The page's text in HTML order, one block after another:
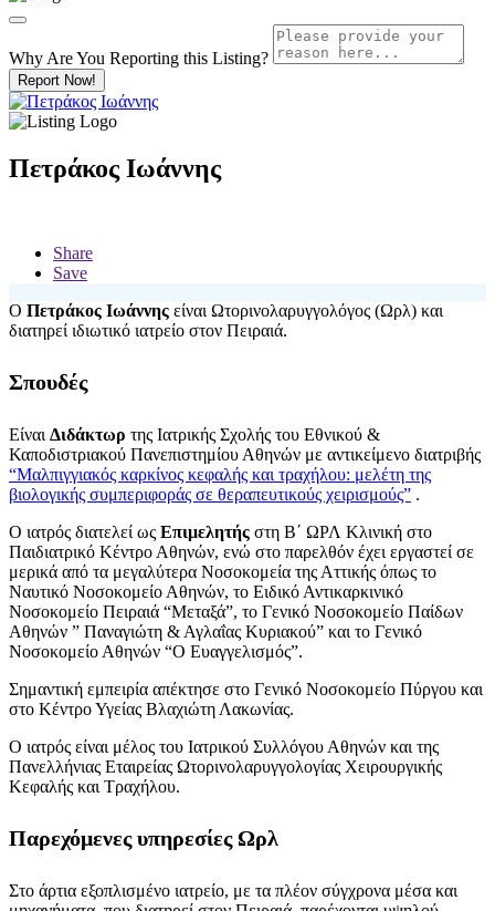
Why Are You Reporting this Listing?
Report Now!
Πετράκος Ιωάννης
Share
Save
Ο Πετράκος Ιωάννης είναι Ωτορινολαρυγγολόγος (Ωρλ) και
διατηρεί ιδιωτικό ιατρείο στον Πειραιά.
Σπουδές
Είναι Διδάκτωρ της Ιατρικής Σχολής του Εθνικού &
Καποδιστριακού Πανεπιστημίου Αθηνών με αντικείμενο διατριβής
“Μαλπιγγιακός καρκίνος κεφαλής και τραχήλου: μελέτη της
βιολογικής συμπεριφοράς σε θεραπευτικούς χειρισμούς” .
Ο ιατρός διατελεί ως Επιμελητής στη Β΄ ΩΡΛ Κλινική στο
Παιδιατρικό Κέντρο Αθηνών, ενώ στο παρελθόν έχει εργαστεί σε
μερικά από τα μεγαλύτερα Νοσοκομεία της Αττικής όπως το
Ναυτικό Νοσοκομείο Αθηνών, το Ειδικό Αντικαρκινικό
Νοσοκομείο Πειραιά “Μεταξά”, το Γενικό Νοσοκομείο Παίδων
Αθηνών ” Παναγιώτη & Αγλαΐας Κυριακού” και το Γενικό
Νοσοκομείο Αθηνών “Ο Ευαγγελισμός”.
Σημαντική εμπειρία απέκτησε στο Γενικό Νοσοκομείο Πύργου και
στο Κέντρο Υγείας Βλαχιώτη Λακωνίας.
Ο ιατρός είναι μέλος του Ιατρικού Συλλόγου Αθηνών και της
Πανελλήνιας Εταιρείας Ωτορινολαρυγγολογίας Χειρουργικής
Κεφαλής και Τραχήλου.
Παρεχόμενες υπηρεσίες Ωρλ
Στο άρτια εξοπλισμένο ιατρείο, με τα πλέον σύγχρονα μέσα και